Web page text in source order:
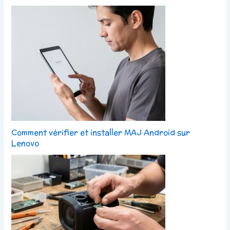
Comment vérifier et installer MAJ Android sur
Lenovo